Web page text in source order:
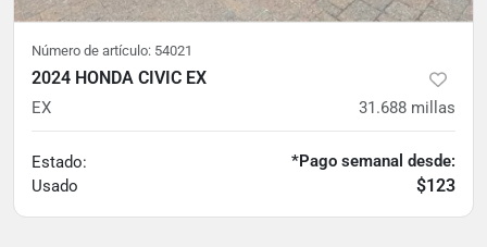
Número de artículo: 54021
2024 HONDA CIVIC EX
EX 31.688 millas
Estado:
Usado
*Pago semanal desde:
$123